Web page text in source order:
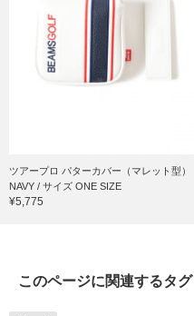
ツアープロ パターカバー（マレット型）
NAVY / サイズ ONE SIZE
¥5,775
このページに関連するタグ